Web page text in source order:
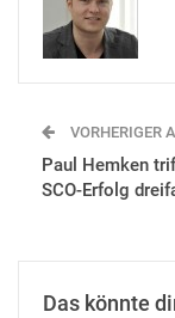
VORHERIGER
Paul Hemken
SCO-Erfolg
Das könnte